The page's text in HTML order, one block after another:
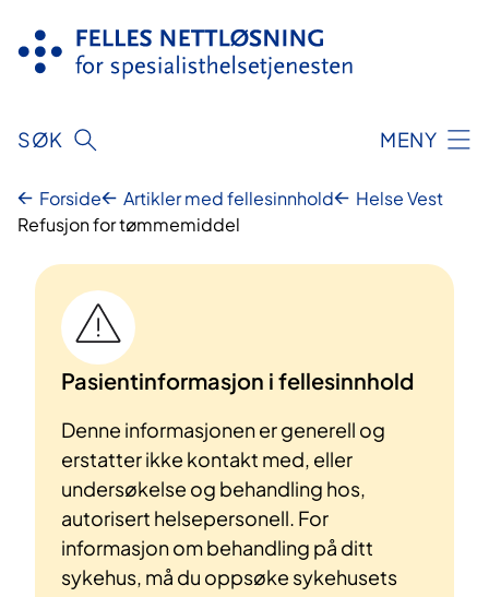
innhold
SØK MENY
Forside Artikler med fellesinnhold
Helse Vest
Refusjon for tømmemiddel
Pasientinformasjon i fellesinnhold
Denne informasjonen er generell og
erstatter ikke kontakt med, eller
undersøkelse og behandling hos,
autorisert helsepersonell. For
informasjon om behandling på ditt
sykehus, må du oppsøke sykehusets